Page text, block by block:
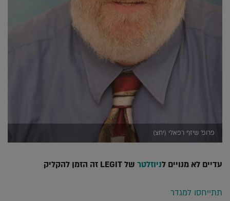
פרופ' שיזף רפאלי (יחצ)
עדיים לא מנויים לניוזלטר של LEGIT זה הזמן להקליק
תתייחסו למגדר